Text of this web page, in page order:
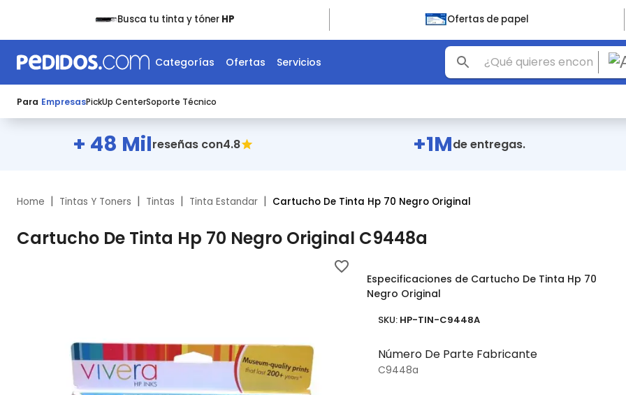
Busca tu tinta y tónerHP Ofertas de papel
Categorías Ofertas Servicios
Para EmpresasPickUp CenterSoporte Técnico
+ 48 Milreseñas con4.8 +1Mde entregas.
Home | Tintas Y Toners | Tintas | Tinta Estandar | Cartucho De Tinta Hp 70 Negro Original
Cartucho De Tinta Hp 70 Negro Original C9448a
Especificaciones de Cartucho De Tinta Hp 70
Negro Original
SKU: HP-TIN-C9448A
Número De Parte Fabricante
C9448a